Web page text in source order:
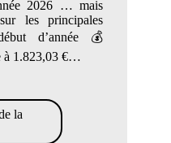
2026 … mais
les principales
d’année 💰
à 1.823,03 €…
la